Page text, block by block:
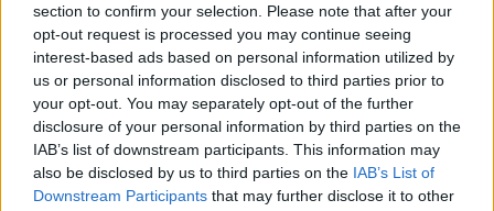
section to confirm your selection. Please note that after your
opt-out request is processed you may continue seeing
interest-based ads based on personal information utilized by
us or personal information disclosed to third parties prior to
your opt-out. You may separately opt-out of the further
disclosure of your personal information by third parties on the
IAB’s list of downstream participants. This information may
also be disclosed by us to third parties on the IAB’s List of
Downstream Participants that may further disclose it to other
Irodakínálat tekintetében kilóg a vidéki nagyvárosok közül
Miskolc és Debrecen, kiskereskedelmi ingatlanokból utóbbi
mellett Szegeden áll rendelkezésre a legnagyobb terület,
míg az ipari parkok terén Székesfehérvár és Győr
rendelkezik a legszélesebb kínálattal. Mindez az OTP
Jelzálogbank frissen publikált felméréséből derül ki, amely
első körben öt megyeszékhely...